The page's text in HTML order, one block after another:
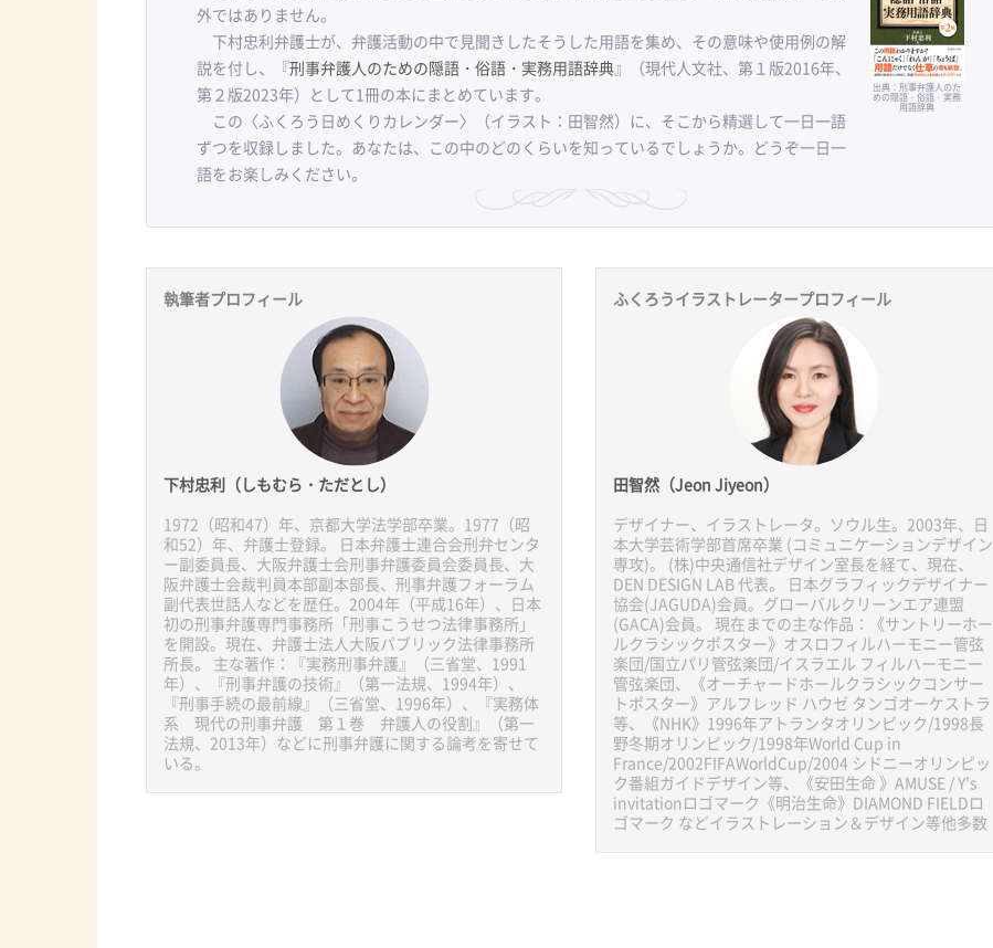
外ではありません。
下村忠利弁護士が、弁護活動の中で見聞きしたそうした用語を集め、その意味や使用例の解
説を付し、『刑事弁護人のための隠語・俗語・実務用語辞典』（現代人文社、第１版2016年、
第２版2023年）として1冊の本にまとめています。
この〈ふくろう日めくりカレンダー〉（イラスト：田智然）に、そこから精選して一日一語
ずつを収録しました。あなたは、この中のどのくらいを知っているでしょうか。どうぞ一日一
語をお楽しみください。
出典：刑事弁護人のた
めの隠語・俗語・実務
用語辞典
執筆者プロフィール
下村忠利（しもむら・ただとし）
1972（昭和47）年、京都大学法学部卒業。1977（昭
和52）年、弁護士登録。 日本弁護士連合会刑弁センタ
ー副委員長、大阪弁護士会刑事弁護委員会委員長、大
阪弁護士会裁判員本部副本部長、刑事弁護フォーラム
副代表世話人などを歴任。2004年（平成16年）、日本
初の刑事弁護専門事務所「刑事こうせつ法律事務所」
を開設。現在、弁護士法人大阪パブリック法律事務所
所長。 主な著作：『実務刑事弁護』（三省堂、1991
年）、『刑事弁護の技術』（第一法規、1994年）、
『刑事手続の最前線』（三省堂、1996年）、『実務体
系 現代の刑事弁護 第１巻 弁護人の役割』（第一
法規、2013年）などに刑事弁護に関する論考を寄せて
いる。
ふくろうイラストレータープロフィール
田智然（Jeon Jiyeon）
デザイナー、イラストレータ。ソウル生。2003年、日
本大学芸術学部首席卒業 (コミュニケーションデザイン
専攻)。 (株)中央通信社デザイン室長を経て、現在、
DEN DESIGN LAB 代表。 日本グラフィックデザイナー
協会(JAGUDA)会員。グローバルクリーンエア連盟
(GACA)会員。 現在までの主な作品：《サントリーホー
ルクラシックポスター》オスロフィルハーモニー管弦
楽団/国立パリ管弦楽団/イスラエル フィルハーモニー
管弦楽団、《オーチャードホールクラシックコンサー
トポスター》アルフレッド ハウゼ タンゴオーケストラ
等、《NHK》1996年アトランタオリンピック/1998長
野冬期オリンピック/1998年World Cup in
France/2002FIFAWorldCup/2004 シドニーオリンピッ
ク番組ガイドデザイン等、《安田生命 》AMUSE / Y's
invitationロゴマーク《明治生命》DIAMOND FIELDロ
ゴマーク などイラストレーション＆デザイン等他多数